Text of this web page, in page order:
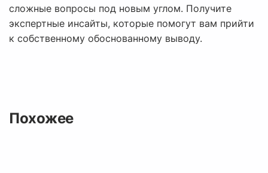
сложные вопросы под новым углом. Получите
экспертные инсайты, которые помогут вам прийти
к собственному обоснованному выводу.
Похожее